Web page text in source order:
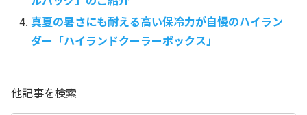
真夏の暑さにも耐える高い保冷力が自慢のハイラン
ダー「ハイランドクーラーボックス」
他記事を検索